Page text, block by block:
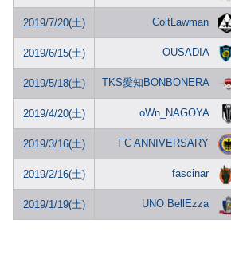
2019/7/20(土) ColtLawman
2019/6/15(土) OUSADIA
2019/5/18(土) TKS愛知BONBONERA
2019/4/20(土) oWn_NAGOYA
2019/3/16(土) FC ANNIVERSARY
2019/2/16(土) fascinar
2019/1/19(土) UNO BellEzza